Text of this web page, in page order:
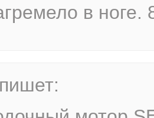
в
пишет: